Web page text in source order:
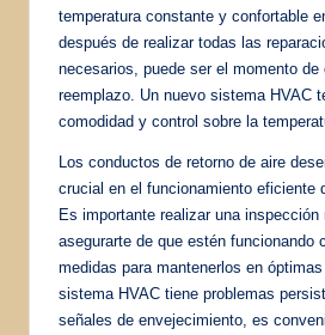
temperatura constante y confortable
después de realizar todas las
necesarios, puede ser el momento de
reemplazo. Un nuevo sistema HVAC
comodidad y control sobre la
Los conductos de retorno de aire
crucial en el funcionamiento eficiente
Es importante realizar una inspección
asegurarte de que estén funcionando
medidas para mantenerlos en
sistema HVAC tiene problemas
señales de envejecimiento, es